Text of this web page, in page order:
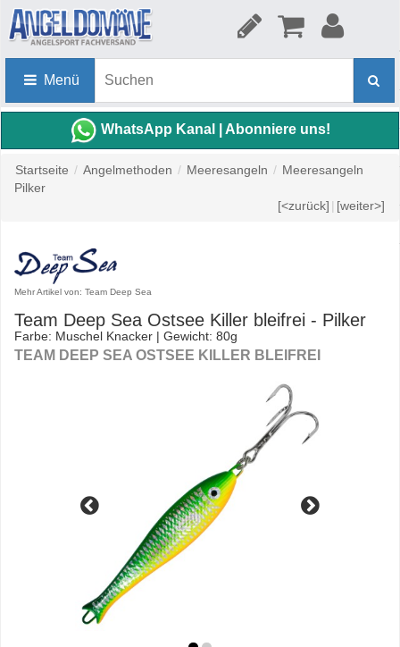
Menü
WhatsApp Kanal | Abonniere uns!
Startseite / Angelmethoden / Meeresangeln / Meeresangeln
Pilker
[<zurück] | [weiter>]
Mehr Artikel von: Team Deep Sea
Team Deep Sea Ostsee Killer bleifrei - Pilker
Farbe: Muschel Knacker | Gewicht: 80g
TEAM DEEP SEA OSTSEE KILLER BLEIFREI